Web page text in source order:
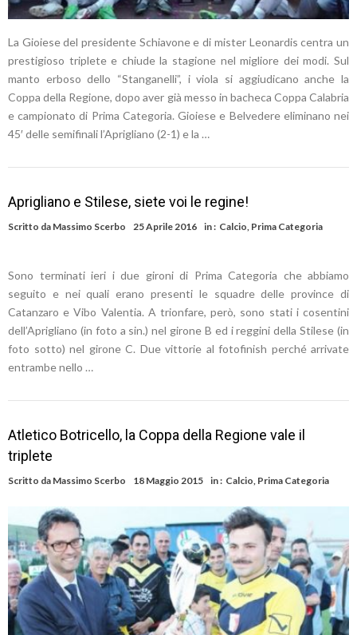
La Gioiese del presidente Schiavone e di mister Leonardis centra un
prestigioso triplete e chiude la stagione nel migliore dei modi. Sul
manto erboso dello “Stanganelli”, i viola si aggiudicano anche la
Coppa della Regione, dopo aver già messo in bacheca Coppa Calabria
e campionato di Prima Categoria. Gioiese e Belvedere eliminano nei
45′ delle semifinali l’Aprigliano (2-1) e la …
Aprigliano e Stilese, siete voi le regine!
Scritto da Massimo Scerbo 25 Aprile 2016 in : Calcio, Prima Categoria
Sono terminati ieri i due gironi di Prima Categoria che abbiamo
seguito e nei quali erano presenti le squadre delle province di
Catanzaro e Vibo Valentia. A trionfare, però, sono stati i cosentini
dell’Aprigliano (in foto a sin.) nel girone B ed i reggini della Stilese (in
foto sotto) nel girone C. Due vittorie al fotofinish perché arrivate
entrambe nello …
Atletico Botricello, la Coppa della Regione vale il
triplete
Scritto da Massimo Scerbo 18 Maggio 2015 in : Calcio, Prima Categoria